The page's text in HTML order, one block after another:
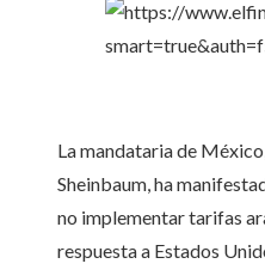
La mandataria de
Sheinbaum, ha
no implementar tarifas
respuesta a Estados